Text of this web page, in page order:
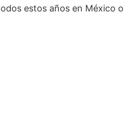
estos años en México o